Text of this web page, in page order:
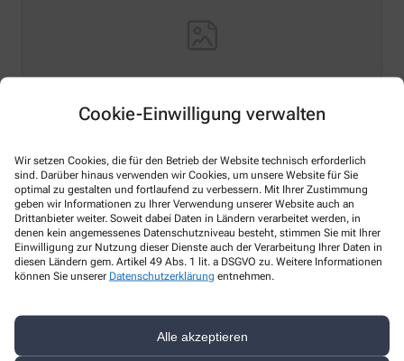
Cookie-Einwilligung verwalten
Wir setzen Cookies, die für den Betrieb der Website technisch erforderlich
sind. Darüber hinaus verwenden wir Cookies, um unsere Website für Sie
optimal zu gestalten und fortlaufend zu verbessern. Mit Ihrer Zustimmung
geben wir Informationen zu Ihrer Verwendung unserer Website auch an
Drittanbieter weiter. Soweit dabei Daten in Ländern verarbeitet werden, in
denen kein angemessenes Datenschutzniveau besteht, stimmen Sie mit Ihrer
Einwilligung zur Nutzung dieser Dienste auch der Verarbeitung Ihrer Daten in
diesen Ländern gem. Artikel 49 Abs. 1 lit. a DSGVO zu. Weitere Informationen
können Sie unserer Datenschutzerklärung entnehmen.
Alle akzeptieren
Hello world!
Welcome to WordPress on Azure Sites. This is your first
post. Edit or delete it, then start writing!
Mehr Lesen